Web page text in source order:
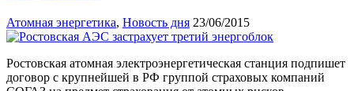
Атомная энергетика, Новость дня 23/06/2015
Ростовская атомная электроэнергетическая станция подпишет
договор с крупнейшей в РФ группой страховых компаний